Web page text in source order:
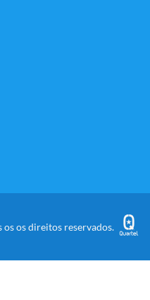
os direitos reservados.